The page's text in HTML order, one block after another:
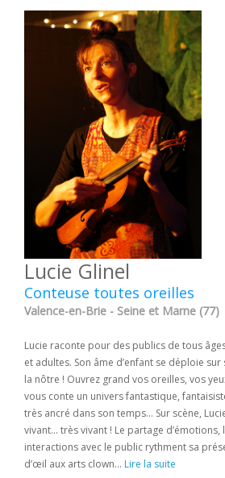
Lucie Glinel
Conteuse toutes oreilles
Valence-en-Brie - Seine et Marne (77)
Lucie raconte pour des publics de tous
et adultes. Son âme d’enfant se déploie
la nôtre ! Ouvrez grand vos oreilles, vos
vous conte un univers fantastique,
très ancré dans son temps… Sur scène,
vivant… très vivant ! Le partage
interactions avec le public rythment sa
d’œil aux arts clown... Lire la suite